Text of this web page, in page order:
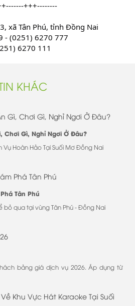
+++--------
xã Tân Phú, tỉnh Đồng Nai
- (0251) 6270 777
6270 111
KHÁC
Chơi Gì, Nghỉ Ngơi Ở Đâu?
Cẩm Nang Ẩm Thực & Dịch Vụ Hoàn Hảo Tại Suối Mơ Đồng Nai
Tân Phú
bỏ qua tại vùng Tân Phú - Đồng Nai
bảng giá dịch vụ 2026. Áp dụng từ